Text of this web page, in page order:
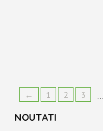
← 1 2 3 …
NOUTATI